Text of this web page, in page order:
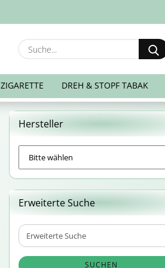
ZIGARETTE DREH & STOPF TABAK
Hersteller
Erweiterte Suche
Erweiterte
Suche
SUCHEN